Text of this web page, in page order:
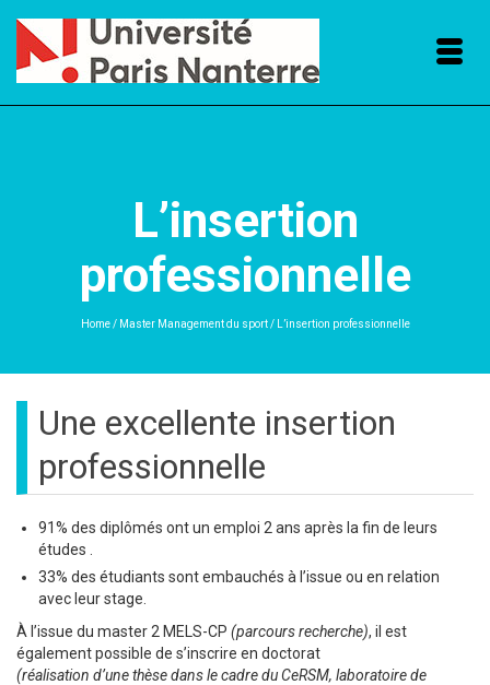
L’insertion
professionnelle
Home / Master Management du sport / L’insertion professionnelle
Une excellente insertion
professionnelle
91% des diplômés ont un emploi 2 ans après la fin de leurs
études .
33% des étudiants sont embauchés à l’issue ou en relation
avec leur stage.
À l’issue du master 2 MELS-CP (parcours recherche), il est
également possible de s’inscrire en doctorat
(réalisation d’une thèse dans le cadre du CeRSM, laboratoire de